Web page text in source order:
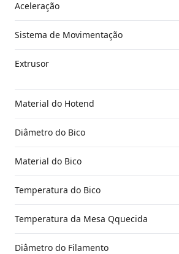
Aceleração
Sistema de Movimentação
Extrusor
Material do Hotend
Diâmetro do Bico
Material do Bico
Temperatura do Bico
Temperatura da Mesa Qquecida
Diâmetro do Filamento